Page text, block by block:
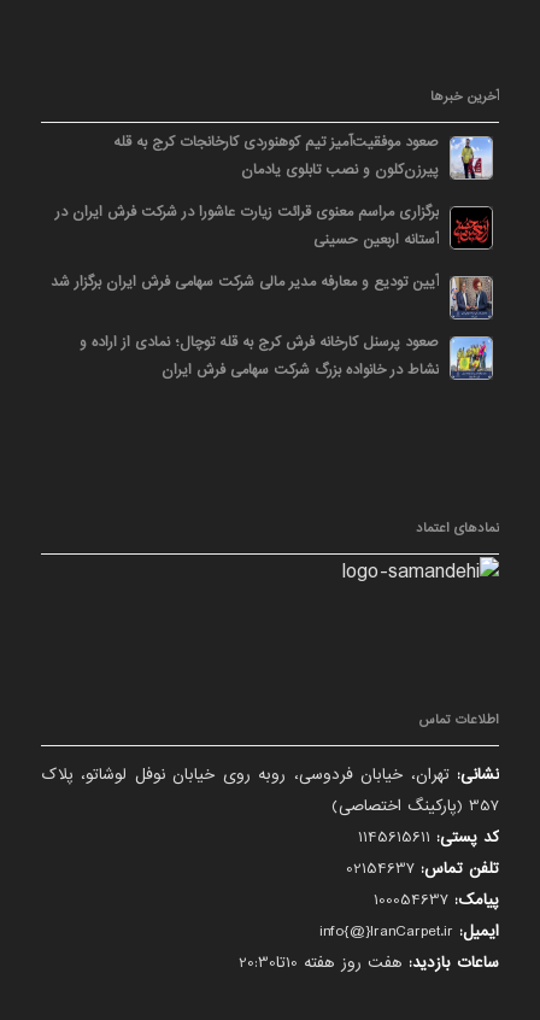
آخرین خبرها
صعود موفقیت‌آمیز تیم کوهنوردی کارخانجات کرج به قله
پیرزن‌کلون و نصب تابلوی یادمان
برگزاری مراسم معنوی قرائت زیارت عاشورا در شرکت فرش ایران در
آستانه اربعین حسینی
آیین تودیع و معارفه مدیر مالی شرکت سهامی فرش ایران برگزار شد
صعود پرسنل کارخانه فرش کرج به قله توچال؛ نمادی از اراده و
نشاط در خانواده بزرگ شرکت سهامی فرش ایران
نمادهای اعتماد
اطلاعات تماس
نشانی: تهران، خیابان فردوسی، روبه روی خیابان نوفل لوشاتو، پلاک
357 (پارکینگ اختصاصی)
کد پستی:
تلفن تماس:
پیامک:
ایمیل:
ساعات بازدید: هفت روز هفته 10تا20:30